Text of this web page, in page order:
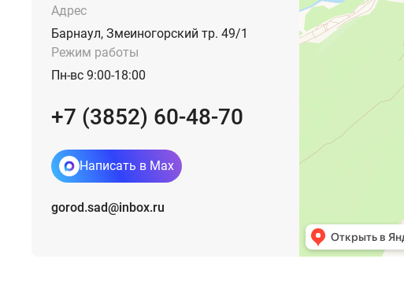
Адрес
Барнаул, Змеиногорский тр. 49/1
Режим работы
Пн-вс 9:00-18:00
+7 (3852) 60-48-70
Написать в Max
gorod.sad@inbox.ru